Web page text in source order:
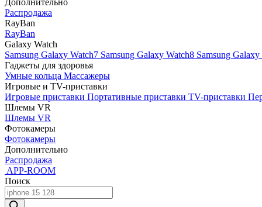
Дополнительно
Распродажа
RayBan
RayBan
Galaxy Watch
Samsung Galaxy Watch7 Samsung Galaxy Watch8 Samsung
Гаджеты для здоровья
Умные кольца Массажеры
Игровые и TV-приставки
Игровые приставки Портативные приставки TV-приставки
Шлемы VR
Шлемы VR
Фотокамеры
Фотокамеры
Дополнительно
Распродажа
APP-ROOM
Поиск
Поиск
товаров